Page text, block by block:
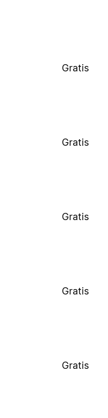
Gratis
Gratis
Gratis
Gratis
Gratis